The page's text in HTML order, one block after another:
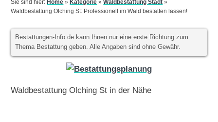
Sie sind hier:Home »Kategorie »Waldbestattung Stadt »
Waldbestattung Olching St: Professionell im Wald bestatten lassen!
Bestattungen-Info.de kann Ihnen nur eine erste Richtung zum
Thema Bestattung geben. Alle Angaben sind ohne Gewähr.
Waldbestattung Olching St in der Nähe